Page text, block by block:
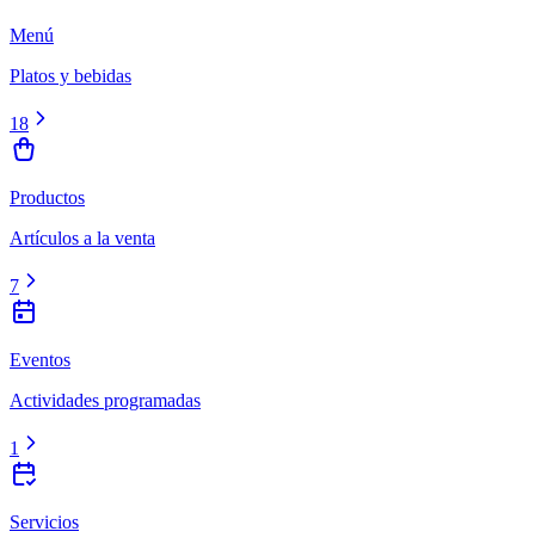
Menú
Platos y bebidas
18
Productos
Artículos a la venta
7
Eventos
Actividades programadas
1
Servicios